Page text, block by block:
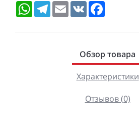
WhatsAppTelegramEmail VK
Обзор товара
Характеристики
Отзывов (0)